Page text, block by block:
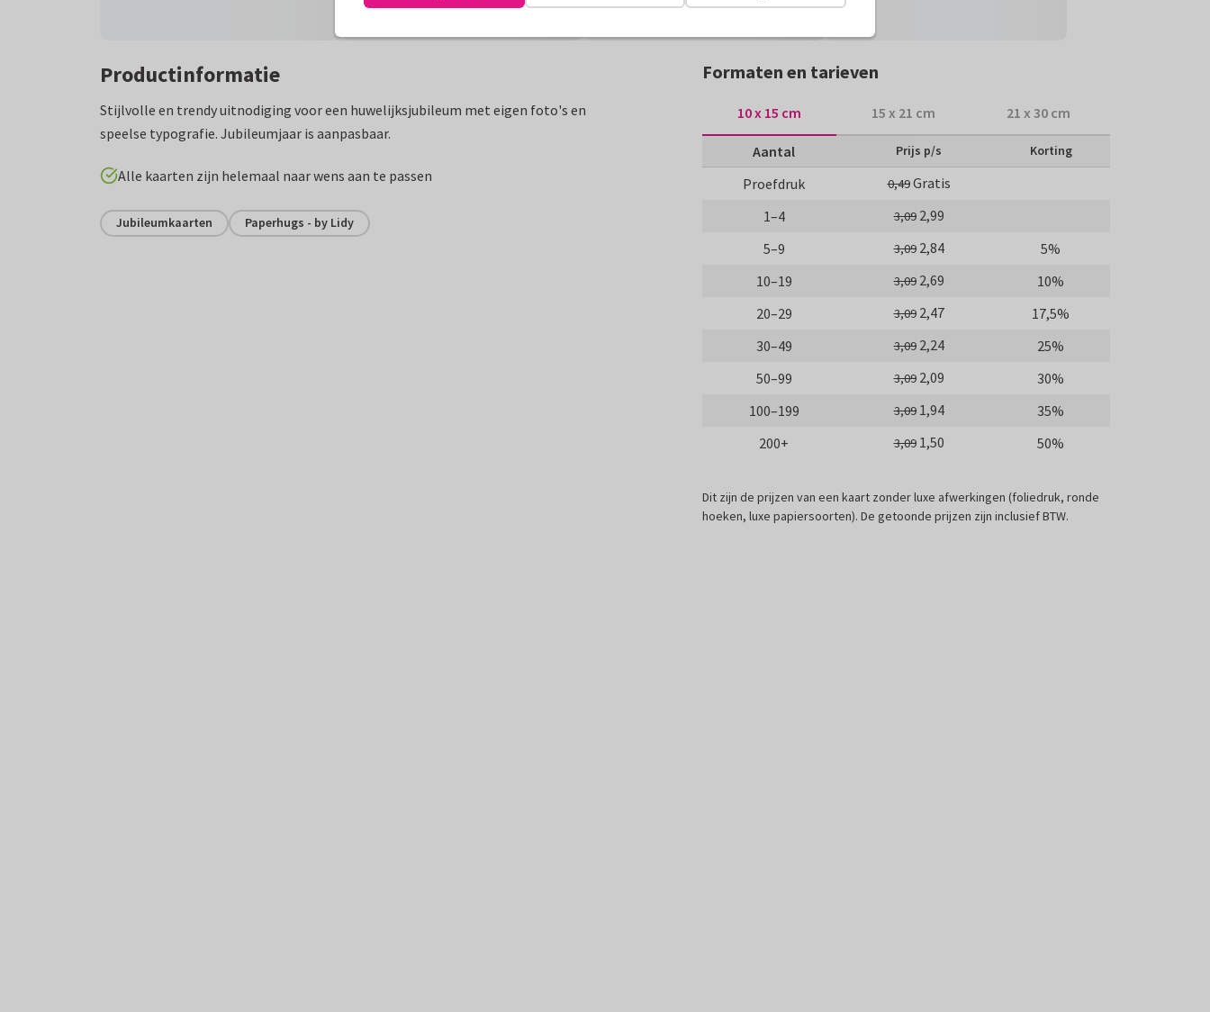
Productinformatie
Stijlvolle en trendy uitnodiging voor een huwelijksjubileum met eigen foto's en
speelse typografie. Jubileumjaar is aanpasbaar.
Alle kaarten zijn helemaal naar wens aan te passen
Jubileumkaarten Paperhugs - by Lidy
Formaten en tarieven
10 x 15 cm 15 x 21 cm 21 x 30 cm
Aantal Prijs p/s Korting
Proefdruk 0,49Gratis
1–4
3,09 2,99
5–9
3,09 2,84
5%
10–19
3,09 2,69
10%
20–29
3,09 2,47
17,5%
30–49
3,09 2,24
25%
50–99
3,09 2,09
30%
100–199
3,09 1,94
35%
200+
3,09 1,50 50%
Dit zijn de prijzen van een kaart zonder luxe afwerkingen (foliedruk, ronde
hoeken, luxe papiersoorten). De getoonde prijzen zijn inclusief BTW.